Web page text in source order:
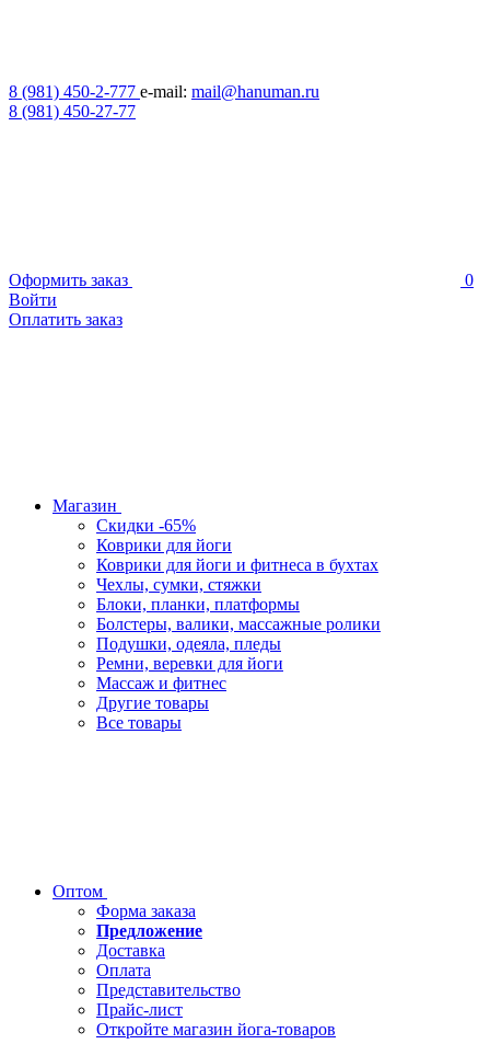
8 (981) 450-2-777 e-mail: mail@hanuman.ru
8 (981) 450-27-77
Оформить заказ
0
Войти
Оплатить заказ
Магазин
Скидки -65%
Коврики для йоги
Коврики для йоги и фитнеса в бухтах
Чехлы, сумки, стяжки
Блоки, планки, платформы
Болстеры, валики, массажные ролики
Подушки, одеяла, пледы
Ремни, веревки для йоги
Массаж и фитнес
Другие товары
Все товары
Оптом
Форма заказа
Предложение
Доставка
Оплата
Представительство
Прайс-лист
Откройте магазин йога-товаров